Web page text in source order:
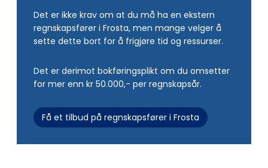
Det er ikke krav om at du må ha en ekstern
regnskapsfører i Frosta, men mange velger å
sette dette bort for å frigjøre tid og ressurser.
Det er derimot bokføringsplikt om du omsetter
for mer enn kr 50.000,- per regnskapsår.
Få et tilbud på regnskapsfører i Frosta